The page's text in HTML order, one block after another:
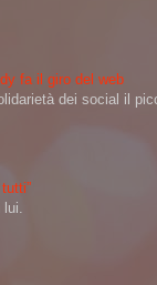
fa il giro del web
dei social il
lui.